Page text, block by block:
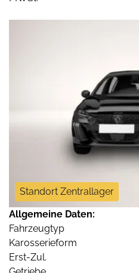
Standort Zentrallager
Allgemeine Daten:
Fahrzeugtyp
Karosserieform
Erst-Zul.